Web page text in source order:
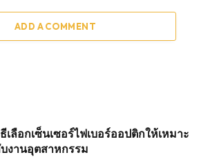
ADD A COMMENT
เลือกเซ็นเซอร์ไฟเบอร์ออปติกให้เหมาะ
งานอุตสาหกรรม